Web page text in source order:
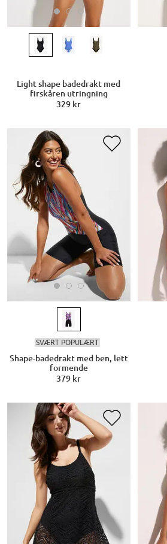
Light shape badedrakt med
firskåren utringning
329 kr
SVÆRT POPULÆRT
Shape-badedrakt med ben, lett
formende
379 kr